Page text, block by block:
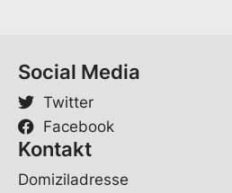
Social Media
Twitter
Facebook
Kontakt
Domiziladresse